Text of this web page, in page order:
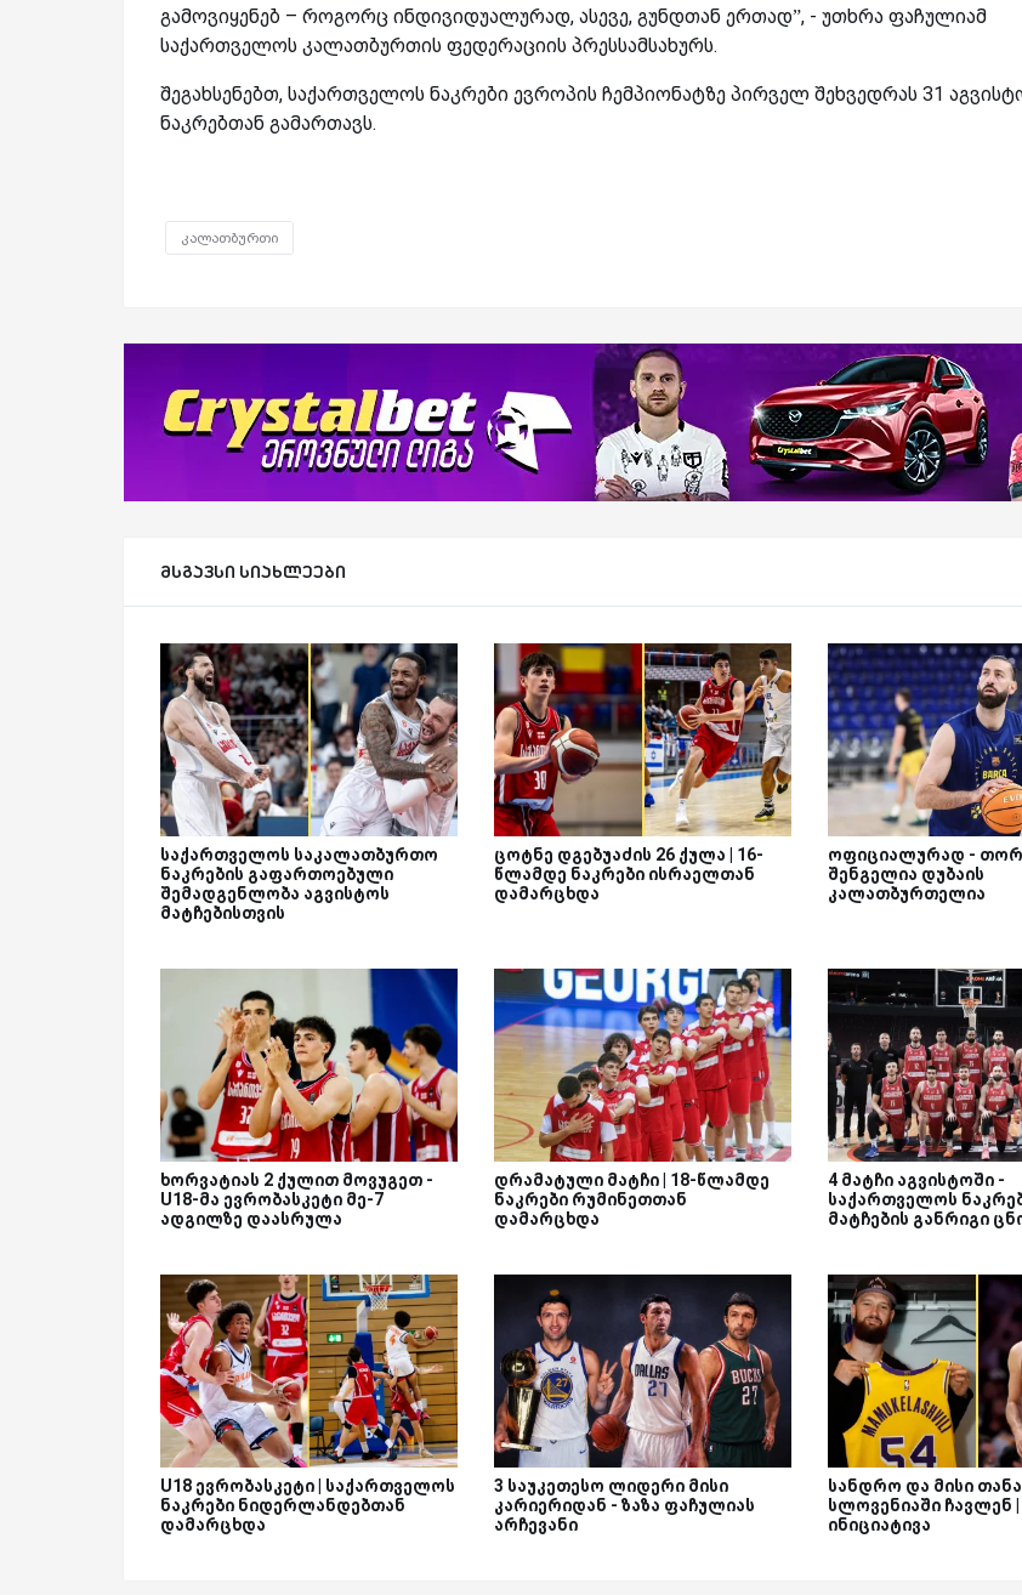
გამოვიყენებ – როგორც ინდივიდუალურად, ასევე, გუნდთან ერთად”, - უთხრა ფაჩულიამ
საქართველოს კალათბურთის ფედერაციის პრესსამსახურს.
შეგახსენებთ, საქართველოს ნაკრები ევროპის ჩემპიონატზე პირველ შეხვედრას 31
ნაკრებთან გამართავს.
კალათბურთი
მსგავსი სიახლეები
საქართველოს საკალათბურთო
ნაკრების გაფართოებული
შემადგენლობა აგვისტოს
მატჩებისთვის
ცოტნე დგებუაძის 26 ქულა | 16-
წლამდე ნაკრები ისრაელთან
დამარცხდა
ოფიციალურად -
შენგელია დუბაის
კალათბურთელია
ხორვატიას 2 ქულით მოვუგეთ -
U18-მა ევრობასკეტი მე-7
ადგილზე დაასრულა
დრამატული მატჩი | 18-წლამდე
ნაკრები რუმინეთთან
დამარცხდა
4 მატჩი აგვისტოში -
საქართველოს
მატჩების განრიგი
U18 ევრობასკეტი | საქართველოს
ნაკრები ნიდერლანდებთან
დამარცხდა
3 საუკეთესო ლიდერი მისი
კარიერიდან - ზაზა ფაჩულიას
არჩევანი
სანდრო და მისი
სლოვენიაში ჩავლენ
ინიციატივა